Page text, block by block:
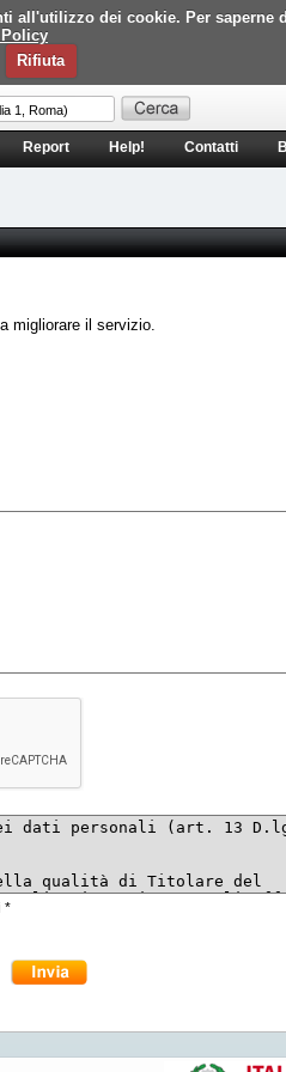
dei cookie. Per saperne
Rifiuta
Report Help! Contatti
migliorare il servizio.
*